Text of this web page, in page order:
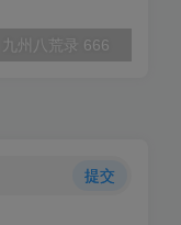
九州八荒录 666
提交